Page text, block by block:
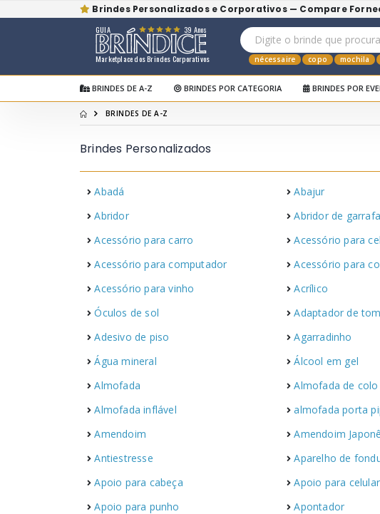
Brindes Personalizados e Corporativos — Compare
Marketplace dos Brindes Corporativos
GUIA 39 Anos
nécessaire copo mochila
BRINDES DE A-Z BRINDES POR CATEGORIA BRINDES POR
BRINDES DE A-Z
Brindes Personalizados
Abadá Abajur
Abridor
Abridor de garrafa
Acessório para carro
Acessório para
Acessório para computador
Acessório para
Acessório para vinho
Acrílico
Óculos de sol
Adaptador de
Adesivo de piso
Agarradinho
Água mineral
Álcool em gel
Almofada
Almofada de
Almofada inflável
almofada porta
Amendoim
Amendoim
Antiestresse
Aparelho de
Apoio para cabeça
Apoio para celular
Apoio para punho
Apontador